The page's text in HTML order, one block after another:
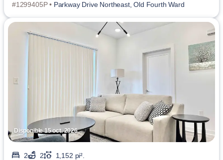
#1299405P • Parkway Drive Northeast, Old Fourth Ward
Disponible 15 oct. 2026
2 2
1,152 pi².